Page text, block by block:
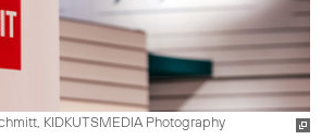
KIDKUTSMEDIA Photography